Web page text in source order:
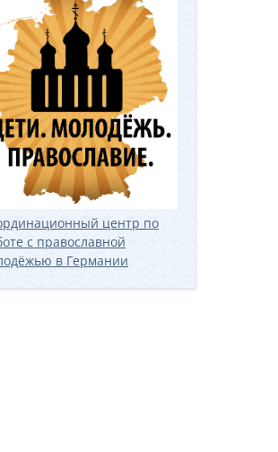
центр по
с православной
в Германии